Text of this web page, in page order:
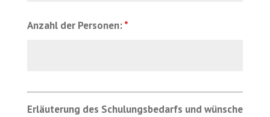
Anzahl der Personen:*
Erläuterung des Schulungsbedarfs und wünsche